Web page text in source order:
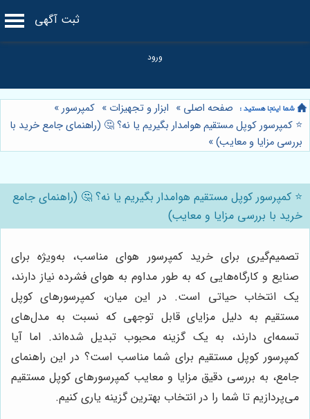
ثبت آگهی
صفحه اصلی » ابزار و تجهیزات » کمپرسور»
⭐️ کمپرسور کوپل مستقیم هوامدار بگیریم یا نه؟ 🤔 (راهنمای جامع خرید با
بررسی مزایا و معایب)»
⭐️ کمپرسور کوپل مستقیم هوامدار بگیریم یا نه؟ 🤔 (راهنمای جامع
خرید با بررسی مزایا و معایب)
تصمیم‌گیری برای خرید کمپرسور هوای مناسب، به‌ویژه برای
صنایع و کارگاه‌هایی که به طور مداوم به هوای فشرده نیاز دارند،
یک انتخاب حیاتی است. در این میان، کمپرسورهای کوپل
مستقیم به دلیل مزایای قابل توجهی که نسبت به مدل‌های
تسمه‌ای دارند، به یک گزینه محبوب تبدیل شده‌اند. اما آیا
کمپرسور کوپل مستقیم برای شما مناسب است؟ در این راهنمای
جامع، به بررسی دقیق مزایا و معایب کمپرسورهای کوپل مستقیم
می‌پردازیم تا شما را در انتخاب بهترین گزینه یاری کنیم.